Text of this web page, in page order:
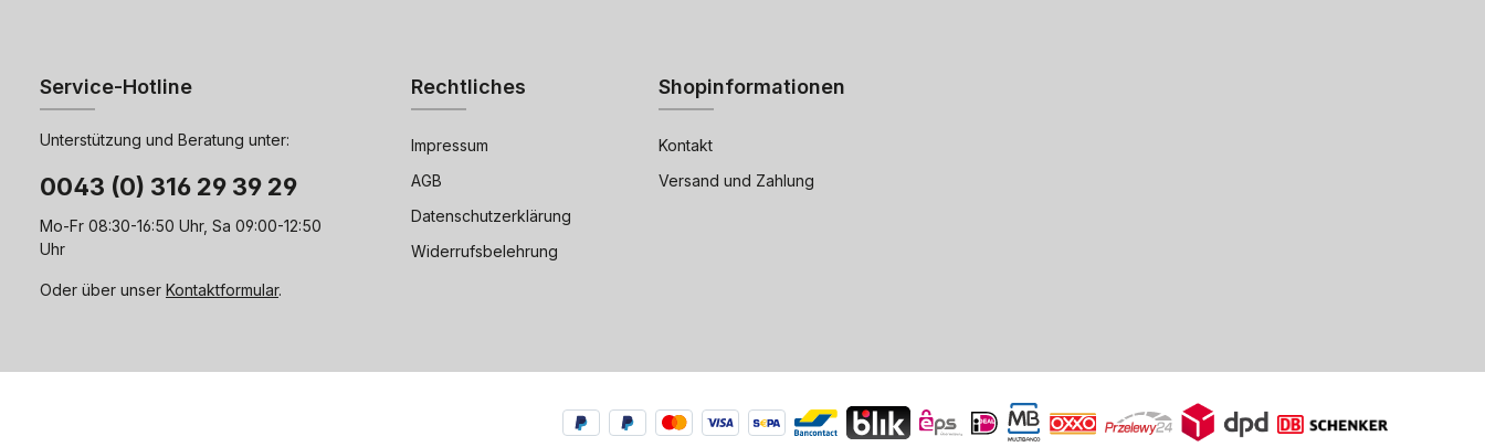
Service-Hotline
Unterstützung und Beratung unter:
0043 (0) 316 29 39 29
Mo-Fr 08:30-16:50 Uhr, Sa 09:00-12:50
Uhr
Oder über unser Kontaktformular.
Rechtliches
Impressum
AGB
Datenschutzerklärung
Widerrufsbelehrung
Shopinformationen
Kontakt
Versand und Zahlung